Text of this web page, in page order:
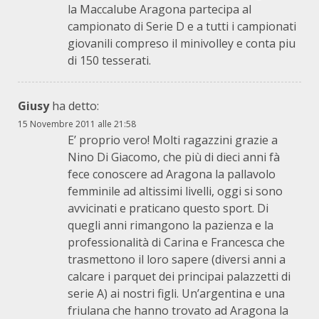
la Maccalube Aragona partecipa al
campionato di Serie D e a tutti i campionati
giovanili compreso il minivolley e conta piu
di 150 tesserati.
Giusy ha detto:
15 Novembre 2011 alle 21:58
E’ proprio vero! Molti ragazzini grazie a
Nino Di Giacomo, che più di dieci anni fà
fece conoscere ad Aragona la pallavolo
femminile ad altissimi livelli, oggi si sono
avvicinati e praticano questo sport. Di
quegli anni rimangono la pazienza e la
professionalità di Carina e Francesca che
trasmettono il loro sapere (diversi anni a
calcare i parquet dei principai palazzetti di
serie A) ai nostri figli. Un’argentina e una
friulana che hanno trovato ad Aragona la